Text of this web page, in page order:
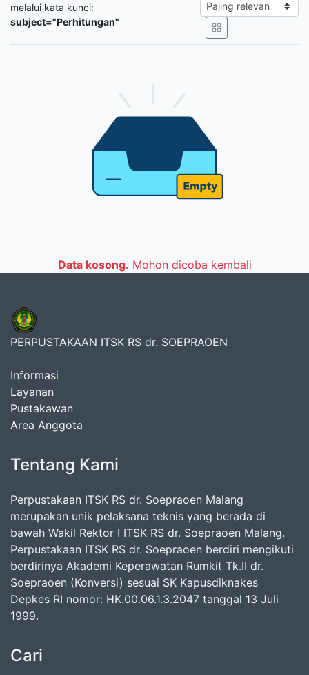
melalui kata kunci:
subject="Perhitungan"
Data kosong. Mohon dicoba kembali
PERPUSTAKAAN ITSK RS dr. SOEPRAOEN
Informasi
Layanan
Pustakawan
Area Anggota
Tentang Kami
Perpustakaan ITSK RS dr. Soepraoen Malang
merupakan unik pelaksana teknis yang berada di
bawah Wakil Rektor I ITSK RS dr. Soepraoen Malang.
Perpustakaan ITSK RS dr. Soepraoen berdiri mengikuti
berdirinya Akademi Keperawatan Rumkit Tk.II dr.
Soepraoen (Konversi) sesuai SK Kapusdiknakes
Depkes RI nomor: HK.00.06.1.3.2047 tanggal 13 Juli
1999.
Cari